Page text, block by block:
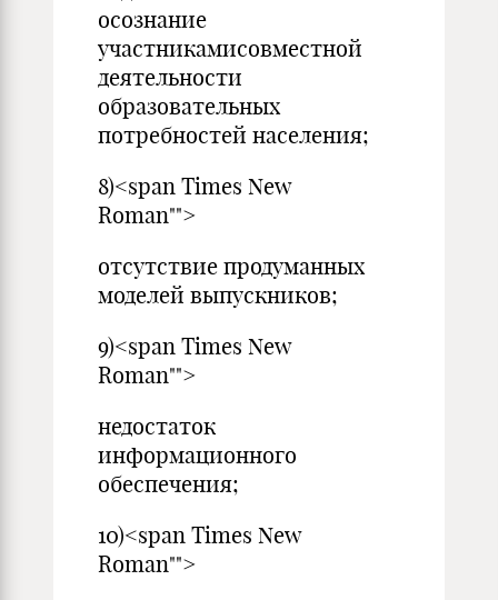
осознание
участникамисовместной
деятельности
образовательных
потребностей населения;
8)<span Times New
Roman"">
отсутствие продуманных
моделей выпускников;
9)<span Times New
Roman"">
недостаток
информационного
обеспечения;
10)<span Times New
Roman"">